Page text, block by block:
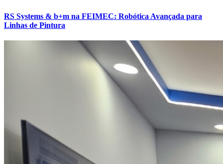
RS Systems & b+m na FEIMEC: Robótica Avançada para
Linhas de Pintura